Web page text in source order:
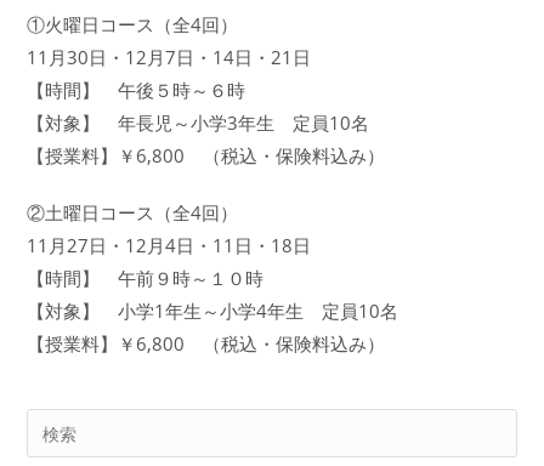
①火曜日コース（全4回）
11月30日・12月7日・14日・21日
【時間】 午後５時～６時
【対象】 年長児～小学3年生 定員10名
【授業料】￥6,800 （税込・保険料込み）
②土曜日コース（全4回）
11月27日・12月4日・11日・18日
【時間】 午前９時～１０時
【対象】 小学1年生～小学4年生 定員10名
【授業料】￥6,800 （税込・保険料込み）